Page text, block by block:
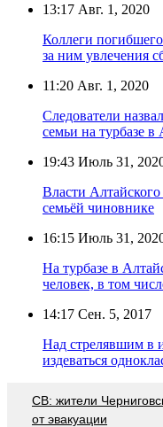
13:17 Авг. 1, 2020
Коллеги
за ним увлечения
11:20 Авг. 1, 2020
Следователи
семьи на турбазе в
19:43 Июль 31,
Власти
семьёй чиновнике
16:15 Июль 31,
На турбазе в
человек, в том
14:17 Сен. 5, 2017
Над стрелявшим в
издеваться
СВ: жители
от эвакуации